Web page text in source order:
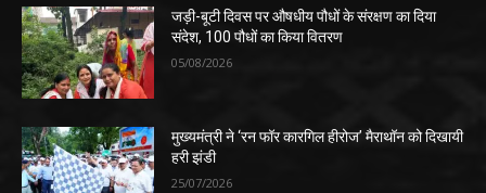
जड़ी-बूटी दिवस पर औषधीय पौधों के संरक्षण का दिया
संदेश, 100 पौधों का किया वितरण
05/08/2026
मुख्यमंत्री ने ‘रन फॉर कारगिल हीरोज’ मैराथॉन को दिखायी
हरी झंडी
25/07/2026